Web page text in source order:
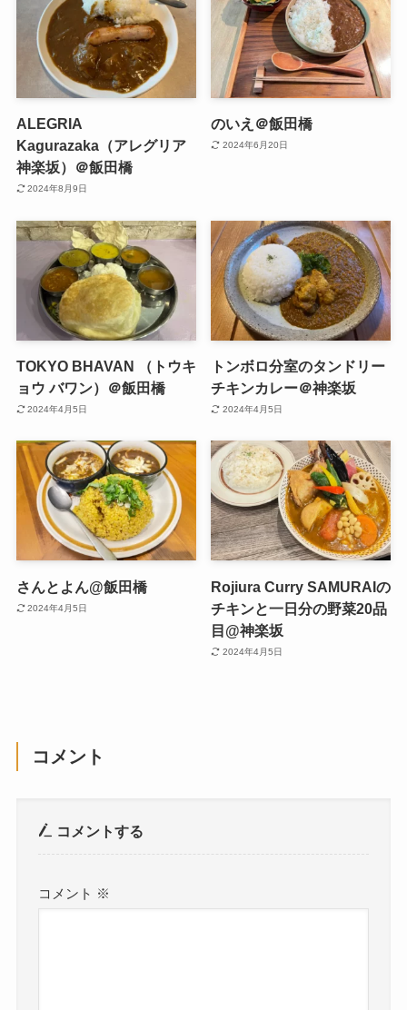
ALEGRIA
Kagurazaka（アレグリア
神楽坂）＠飯田橋
2024年8月9日
のいえ＠飯田橋
2024年6月20日
TOKYO BHAVAN （トウキ
ョウ バワン）＠飯田橋
2024年4月5日
トンボロ分室のタンドリー
チキンカレー＠神楽坂
2024年4月5日
さんとよん@飯田橋
2024年4月5日
Rojiura Curry SAMURAIの
チキンと一日分の野菜20品
目@神楽坂
2024年4月5日
コメント
コメントする
コメント ※